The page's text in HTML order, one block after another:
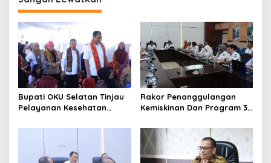
a
s
i
p
o
s
Bupati OKU Selatan Tinjau
Pelayanan Kesehatan
Rawan, Wujud Nyata
Kepedulian Pemerintah
Kepada Masyarakat
Rakor Penanggulangan
Kemiskinan Dan Program 3
Selatan Perkuat Kolaborasi
Dengan Pemprov Sumsel